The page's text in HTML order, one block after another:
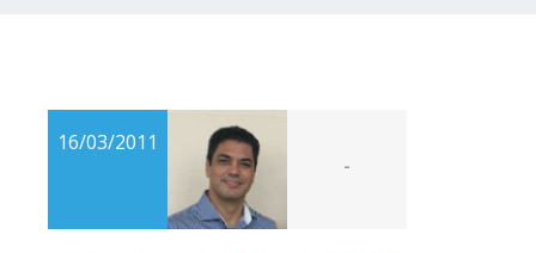
16/03/2011
-